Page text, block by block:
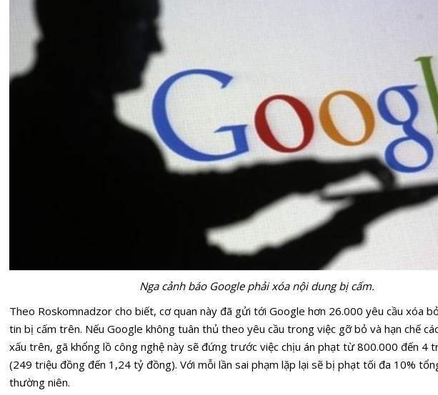
Nga cảnh báo Google phải xóa nội dung bị cấm.
Theo Roskomnadzor cho biết, cơ quan này đã gửi tới Google hơn 26.000 yêu cầu xóa
tin bị cấm trên. Nếu Google không tuân thủ theo yêu cầu trong việc gỡ bỏ và hạn chế
xấu trên, gã khổng lồ công nghệ này sẽ đứng trước việc chịu án phạt từ 800.000 đến 4
(249 triệu đồng đến 1,24 tỷ đồng). Với mỗi lần sai phạm lặp lại sẽ bị phạt tối đa 10%
thường niên.